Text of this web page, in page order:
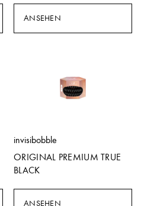
ANSEHEN
invisibobble
ORIGINAL PREMIUM TRUE
BLACK
ANSEHEN